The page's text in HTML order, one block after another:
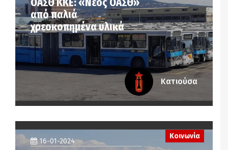
από παλιά
χρεοκοπημένα υλικά
Κατιούσα
16-01-2024
Κοινωνία